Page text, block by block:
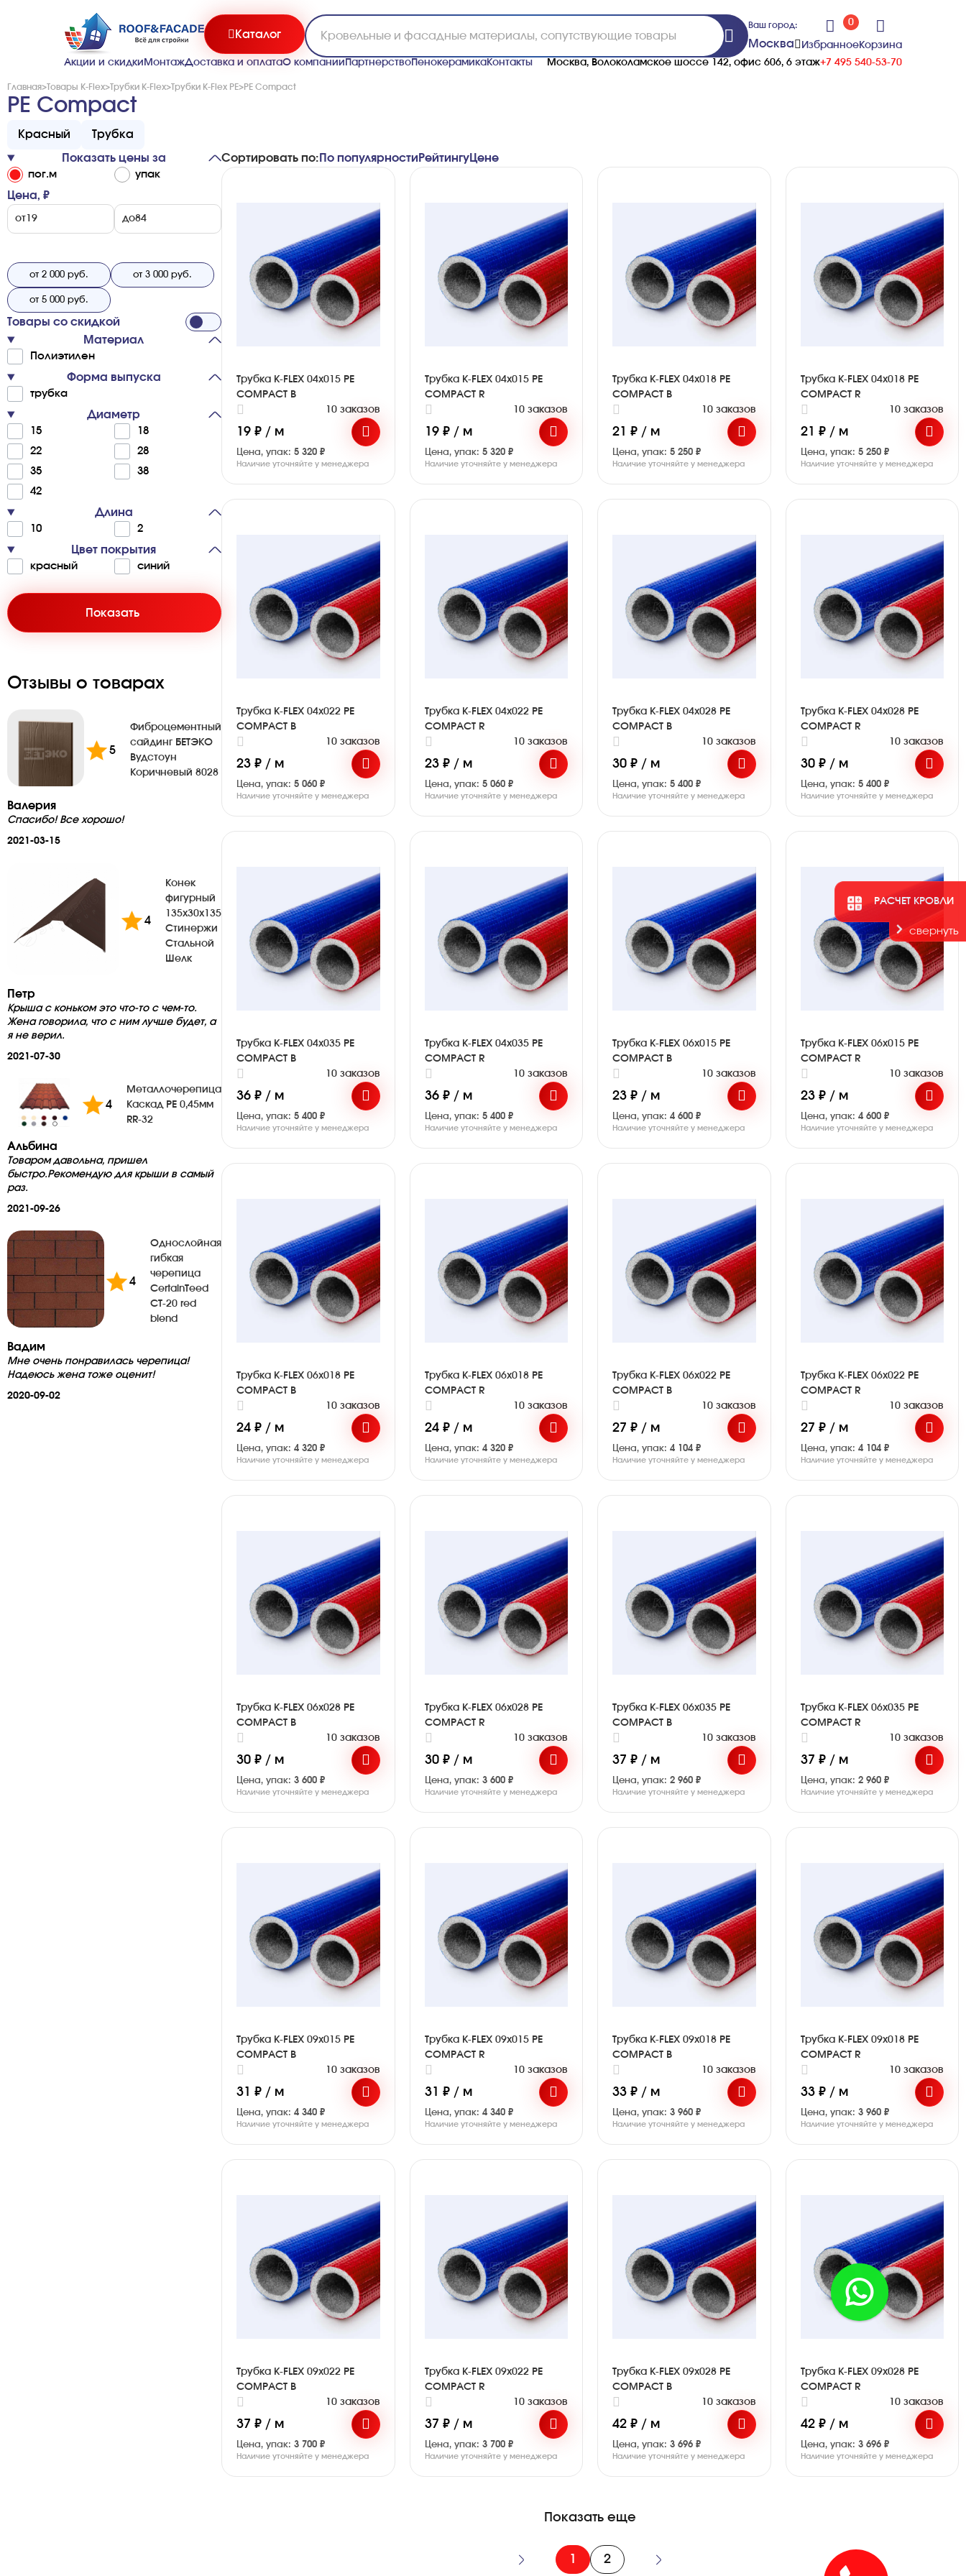
РАСЧЕТ КРОВЛИ
свернуть
Каталог
Ваш город:
Москва
0
ИзбранноеКорзина
Акции и скидки МонтажДоставка и оплатаО компании ПартнерствоПенокерамикаКонтакты Москва, Волоколамское шоссе 142, офис 606, 6 этаж+7 495 540-53-70
Главная>Товары K-Flex>Трубки K-Flex>Трубки K-Flex PE>PE Compact
PE Compact
Красный Трубка
Показать цены за
по­г.м упак
Цена, ₽
от до
от 2 000 руб. от 3 000 руб.
от 5 000 руб.
Товары со скидкой
Материал
По­лиэ­ти­лен
Форма выпуска
тру­бка
Диаметр
15
18
22
28
35
38
42
Длина
10 2
Цвет покрытия
кра­с­ный си­ний
Показать
Отзывы о товарах
Фиброцементный
сайдинг БЕТЭКО
Вудстоун
Коричневый 8028
5
Валерия
Спасибо! Все хорошо!
2021-03-15
Конек
фигурный
135х30х135
Стинержи
Стальной
Шелк
4
Петр
Крыша с коньком это что-то с чем-то.
Жена говорила, что с ним лучше будет, а
я не верил.
2021-07-30
Металлочерепица
Каскад PE 0,45мм
RR-32
4
Альбина
Товаром давольна, пришел
быстро.Рекомендую для крыши в самый
раз.
2021-09-26
Однослойная
гибкая
черепица
CertainTeed
CT-20 red
blend
4
Вадим
Мне очень понравилась черепица!
Надеюсь жена тоже оценит!
2020-09-02
Сортировать по: По популярности РейтингуЦенe
Трубка K-FLEX 04x015 PE
COMPACT B
10 заказов
19 ₽ / м
Цена, упак: 5 320 ₽
Наличие уточняйте у менеджера
Трубка K-FLEX 04x015 PE
COMPACT R
10 заказов
19 ₽ / м
Цена, упак: 5 320 ₽
Наличие уточняйте у менеджера
Трубка K-FLEX 04x018 PE
COMPACT B
10 заказов
21 ₽ / м
Цена, упак: 5 250 ₽
Наличие уточняйте у менеджера
Трубка K-FLEX 04x018 PE
COMPACT R
10 заказов
21 ₽ / м
Цена, упак: 5 250 ₽
Наличие уточняйте у менеджера
Трубка K-FLEX 04x022 PE
COMPACT B
10 заказов
23 ₽ / м
Цена, упак: 5 060 ₽
Наличие уточняйте у менеджера
Трубка K-FLEX 04x022 PE
COMPACT R
10 заказов
23 ₽ / м
Цена, упак: 5 060 ₽
Наличие уточняйте у менеджера
Трубка K-FLEX 04x028 PE
COMPACT B
10 заказов
30 ₽ / м
Цена, упак: 5 400 ₽
Наличие уточняйте у менеджера
Трубка K-FLEX 04x028 PE
COMPACT R
10 заказов
30 ₽ / м
Цена, упак: 5 400 ₽
Наличие уточняйте у менеджера
Трубка K-FLEX 04x035 PE
COMPACT B
10 заказов
36 ₽ / м
Цена, упак: 5 400 ₽
Наличие уточняйте у менеджера
Трубка K-FLEX 04x035 PE
COMPACT R
10 заказов
36 ₽ / м
Цена, упак: 5 400 ₽
Наличие уточняйте у менеджера
Трубка K-FLEX 06x015 PE
COMPACT B
10 заказов
23 ₽ / м
Цена, упак: 4 600 ₽
Наличие уточняйте у менеджера
Трубка K-FLEX 06x015 PE
COMPACT R
10 заказов
23 ₽ / м
Цена, упак: 4 600 ₽
Наличие уточняйте у менеджера
Трубка K-FLEX 06x018 PE
COMPACT B
10 заказов
24 ₽ / м
Цена, упак: 4 320 ₽
Наличие уточняйте у менеджера
Трубка K-FLEX 06x018 PE
COMPACT R
10 заказов
24 ₽ / м
Цена, упак: 4 320 ₽
Наличие уточняйте у менеджера
Трубка K-FLEX 06x022 PE
COMPACT B
10 заказов
27 ₽ / м
Цена, упак: 4 104 ₽
Наличие уточняйте у менеджера
Трубка K-FLEX 06x022 PE
COMPACT R
10 заказов
27 ₽ / м
Цена, упак: 4 104 ₽
Наличие уточняйте у менеджера
Трубка K-FLEX 06x028 PE
COMPACT B
10 заказов
30 ₽ / м
Цена, упак: 3 600 ₽
Наличие уточняйте у менеджера
Трубка K-FLEX 06x028 PE
COMPACT R
10 заказов
30 ₽ / м
Цена, упак: 3 600 ₽
Наличие уточняйте у менеджера
Трубка K-FLEX 06x035 PE
COMPACT B
10 заказов
37 ₽ / м
Цена, упак: 2 960 ₽
Наличие уточняйте у менеджера
Трубка K-FLEX 06x035 PE
COMPACT R
10 заказов
37 ₽ / м
Цена, упак: 2 960 ₽
Наличие уточняйте у менеджера
Трубка K-FLEX 09x015 PE
COMPACT B
10 заказов
31 ₽ / м
Цена, упак: 4 340 ₽
Наличие уточняйте у менеджера
Трубка K-FLEX 09x015 PE
COMPACT R
10 заказов
31 ₽ / м
Цена, упак: 4 340 ₽
Наличие уточняйте у менеджера
Трубка K-FLEX 09x018 PE
COMPACT B
10 заказов
33 ₽ / м
Цена, упак: 3 960 ₽
Наличие уточняйте у менеджера
Трубка K-FLEX 09x018 PE
COMPACT R
10 заказов
33 ₽ / м
Цена, упак: 3 960 ₽
Наличие уточняйте у менеджера
Трубка K-FLEX 09x022 PE
COMPACT B
10 заказов
37 ₽ / м
Цена, упак: 3 700 ₽
Наличие уточняйте у менеджера
Трубка K-FLEX 09x022 PE
COMPACT R
10 заказов
37 ₽ / м
Цена, упак: 3 700 ₽
Наличие уточняйте у менеджера
Трубка K-FLEX 09x028 PE
COMPACT B
10 заказов
42 ₽ / м
Цена, упак: 3 696 ₽
Наличие уточняйте у менеджера
Трубка K-FLEX 09x028 PE
COMPACT R
10 заказов
42 ₽ / м
Цена, упак: 3 696 ₽
Наличие уточняйте у менеджера
Показать еще
1 2